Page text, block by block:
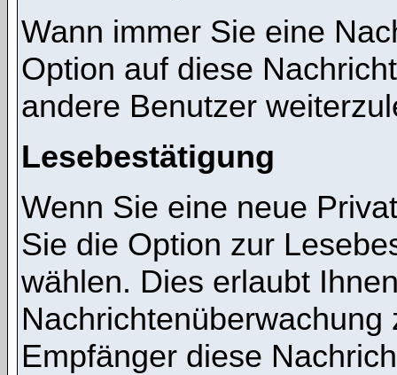
Wann immer Sie eine
Option auf diese
andere Benutzer
Lesebestätigung
Wenn Sie eine neue
Sie die Option zur
wählen. Dies erlaubt
Empfänger diese